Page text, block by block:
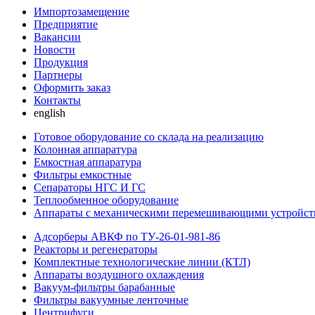
Импортозамещение
Предприятие
Вакансии
Новости
Продукция
Партнеры
Оформить заказ
Контакты
english
Готовое оборудование со склада на реализацию
Колонная аппаратура
Емкостная аппаратура
Фильтры емкостные
Сепараторы НГС И ГС
Теплообменное оборудование
Аппараты с механическими перемешивающими
Адсорберы АВКФ по ТУ-26-01-981-86
Реакторы и регенераторы
Комплектные технологические линии (КТЛ)
Аппараты воздушного охлаждения
Вакуум-фильтры барабанные
Фильтры вакуумные ленточные
Центрифуги